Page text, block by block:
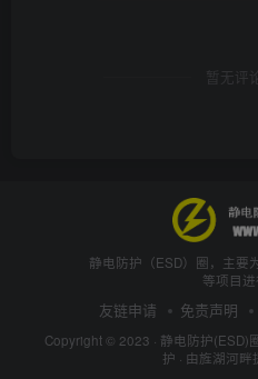
暂无评
静电防护（ESD）圈，主要
等项目
友链申请 免责声明
Copyright © 2023 · 静电防护(ESD)
护 · 由旌湖河畔